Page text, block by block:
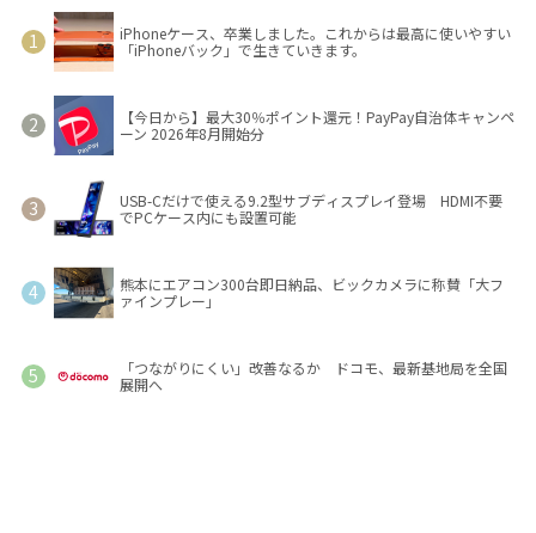
iPhoneケース、卒業しました。これからは最高に使いやすい
「iPhoneバック」で生きていきます。
【今日から】最大30％ポイント還元！PayPay自治体キャンペ
ーン 2026年8月開始分
USB-Cだけで使える9.2型サブディスプレイ登場 HDMI不要
でPCケース内にも設置可能
熊本にエアコン300台即日納品、ビックカメラに称賛「大フ
ァインプレー」
「つながりにくい」改善なるか ドコモ、最新基地局を全国
展開へ